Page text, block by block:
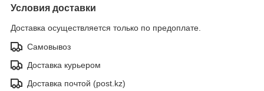
Условия доставки
Доставка осуществляется только по предоплате.
Самовывоз
Доставка курьером
Доставка почтой (post.kz)